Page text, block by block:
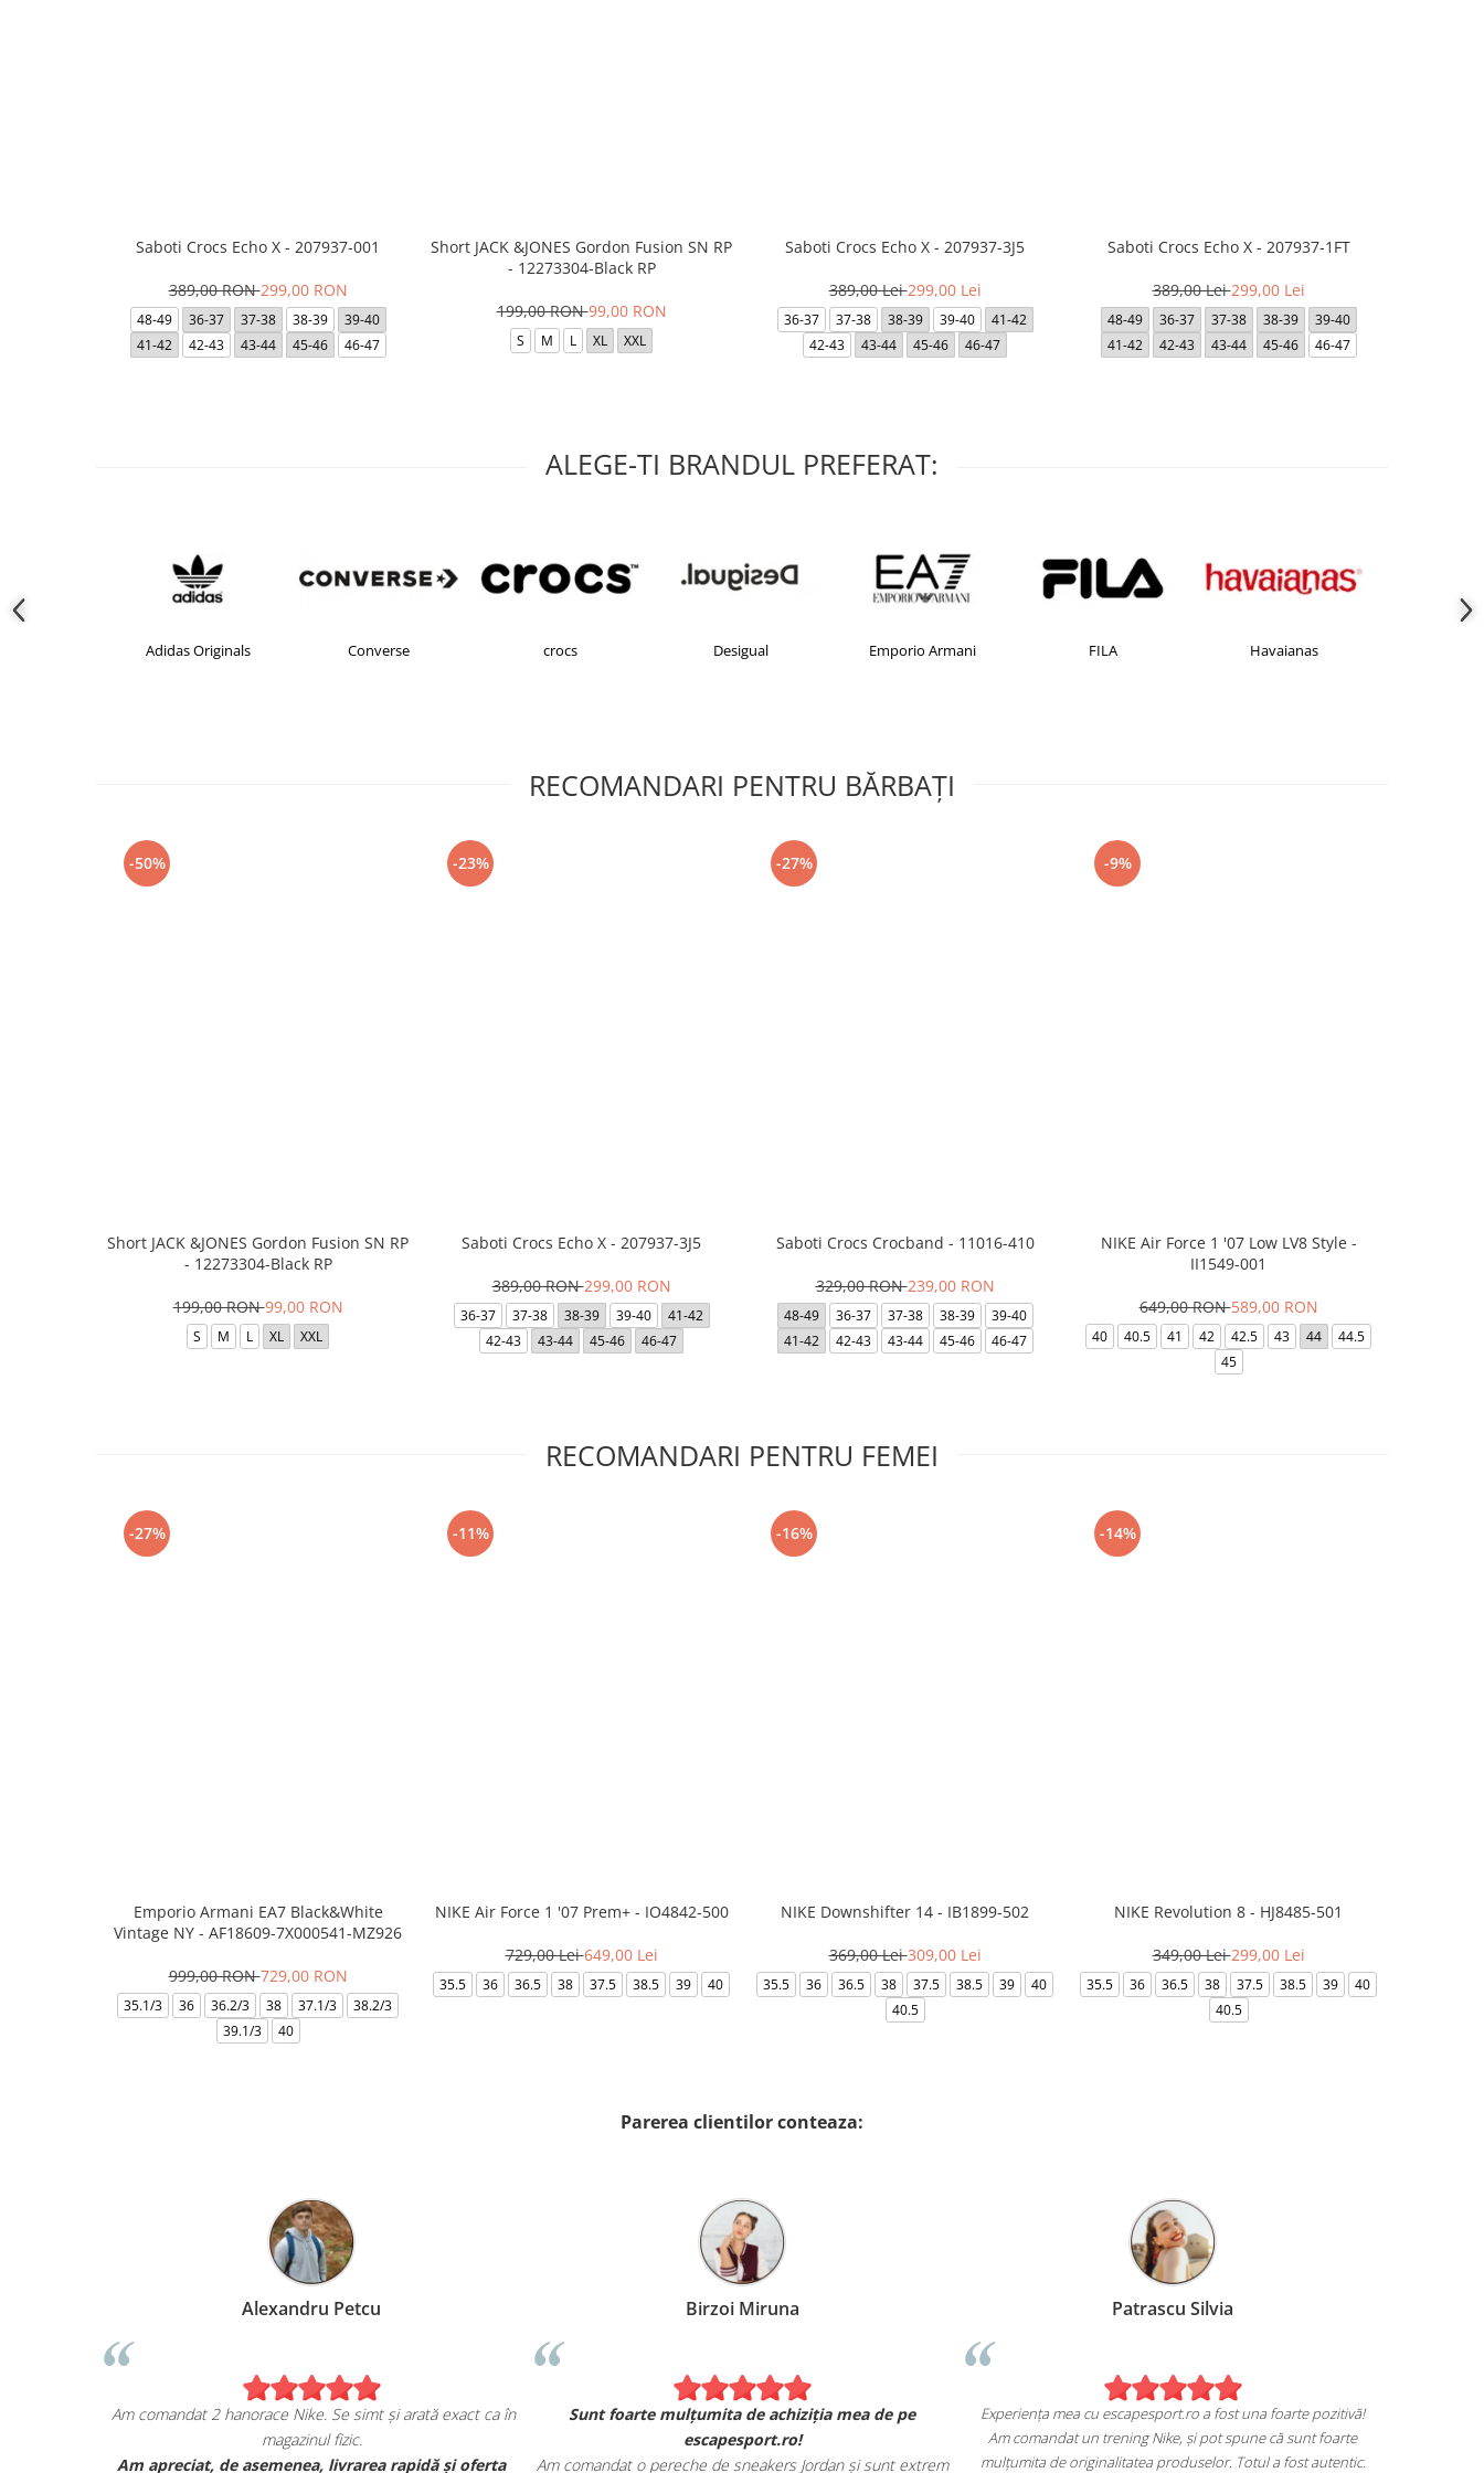
Saboti Crocs Echo X - 207937-001
389,00 RON299,00 RON
48-49 36-37 37-38 38-39
39-40
41-42
42-43 43-44 45-46 46-47
Short JACK &JONES Gordon Fusion SN RP
- 12273304-Black RP
199,00 RON99,00 RON
S M L XL XXL
Saboti Crocs Echo X - 207937-3J5
389,00 Lei299,00 Lei
36-37 37-38 38-39 39-40
41-42
42-43
43-44 45-46 46-47
Saboti Crocs Echo X - 207937-1FT
389,00 Lei299,00 Lei
48-49 36-37 37-38 38-39
39-40
41-42
42-43 43-44 45-46 46-47
ALEGE-TI BRANDUL PREFERAT:
Adidas Originals Converse Emporio Armani Havaianas
RECOMANDARI PENTRU BĂRBAŢI
-50%
Short JACK &JONES Gordon Fusion SN RP
- 12273304-Black RP
199,00 RON99,00 RON
S M L XL XXL
-23%
Saboti Crocs Echo X - 207937-3J5
389,00 RON299,00 RON
36-37 37-38 38-39 39-40
41-42
42-43
43-44 45-46 46-47
-27%
Saboti Crocs Crocband - 11016-410
329,00 RON239,00 RON
48-49 36-37 37-38 38-39
39-40
41-42
42-43 43-44 45-46 46-47
-9%
NIKE Air Force 1 '07 Low LV8 Style -
II1549-001
649,00 RON589,00 RON
40 40.5 41 42 42.5 43 44
44.5
45
RECOMANDARI PENTRU FEMEI
-27%
Emporio Armani EA7 Black&White
Vintage NY - AF18609-7X000541-MZ926
999,00 RON729,00 RON
35.1/3 36 36.2/3 38 37.1/3
38.2/3
39.1/3
40
-11%
NIKE Air Force 1 '07 Prem+ - IO4842-500
729,00 Lei649,00 Lei
35.5 36 36.5 38 37.5 38.5 39 40
-16%
NIKE Downshifter 14 - IB1899-502
369,00 Lei309,00 Lei
35.5 36 36.5 38 37.5 38.5 39
40
40.5
-14%
NIKE Revolution 8 - HJ8485-501
349,00 Lei299,00 Lei
35.5 36 36.5 38 37.5 38.5 39
40
40.5
Parerea clientilor conteaza:
mea de pe
JORDAN, și sunt cu
Alexandru Petcu
Am comandat 2 hanorace Nike. Se simt și arată exact ca în
magazinul fizic.
Am apreciat, de asemenea, livrarea rapidă și oferta
Birzoi Miruna
Sunt foarte mulțumita de achiziția mea de pe
escapesport.ro!
Am comandat o pereche de sneakers Jordan și sunt extrem
Patrascu Silvia
Experiența mea cu escapesport.ro a fost una foarte pozitivă!
Am comandat un trening Nike, și pot spune că sunt foarte
mulțumita de originalitatea produselor. Totul a fost autentic.